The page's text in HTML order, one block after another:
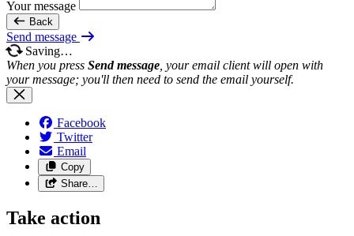
Your message
Back
Send message
Saving…
When you press Send message , your email client will open with
your message; you'll then need to send the email yourself.
Facebook
Twitter
Email
Copy
Share…
Take action